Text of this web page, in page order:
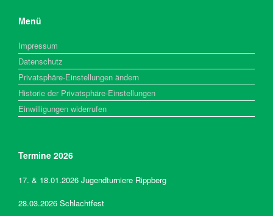
Menü
Impressum
Datenschutz
Privatsphäre-Einstellungen ändern
Historie der Privatsphäre-Einstellungen
Einwilligungen widerrufen
Termine 2026
17. & 18.01.2026 Jugendturniere Rippberg
28.03.2026 Schlachtfest